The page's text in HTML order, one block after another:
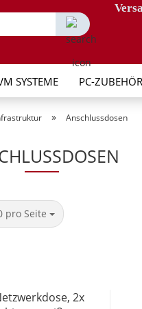
Suche...
SYSTEME PC-ZUBEHÖR
» Anschlussdosen
pro Seite
Seite
2x